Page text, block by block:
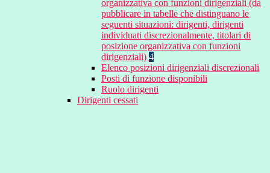
organizzativa con funzioni dirigenziali (da
pubblicare in tabelle che distinguano le
seguenti situazioni: dirigenti, dirigenti
individuati discrezionalmente, titolari di
posizione organizzativa con funzioni
dirigenziali) 4
Elenco posizioni dirigenziali discrezionali
Posti di funzione disponibili
Ruolo dirigenti
Dirigenti cessati